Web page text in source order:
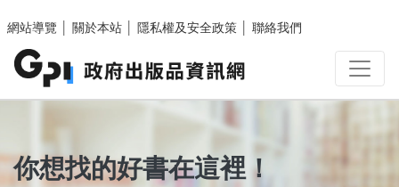
網站導覽
關於本站 隱私權及安全政策 聯絡我們
你想找的好書在這裡！